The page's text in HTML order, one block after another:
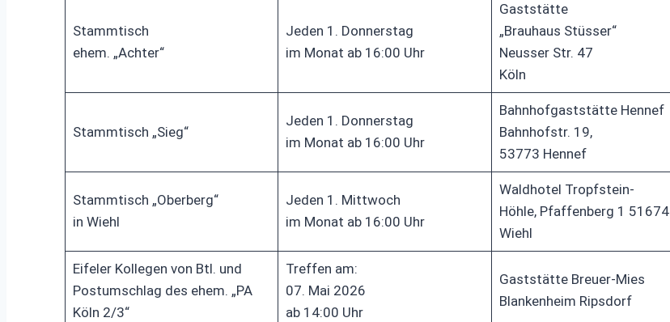
Stammtisch
ehem. „Achter“
Jeden 1. Donnerstag
im Monat ab 16:00 Uhr
Gaststätte
„Brauhaus Stüsser“
Neusser Str. 47
Köln
Stammtisch „Sieg“
Jeden 1. Donnerstag
im Monat ab 16:00 Uhr
Bahnhofgaststätte Hennef
Bahnhofstr. 19,
53773 Hennef
Stammtisch „Oberberg“
in Wiehl
Jeden 1. Mittwoch
im Monat ab 16:00 Uhr
Waldhotel Tropfstein-
Höhle, Pfaffenberg 1 51674
Wiehl
Eifeler Kollegen von Btl. und
Postumschlag des ehem. „PA
Köln 2/3“
Treffen am:
07. Mai 2026
ab 14:00 Uhr
Gaststätte Breuer-Mies
Blankenheim Ripsdorf